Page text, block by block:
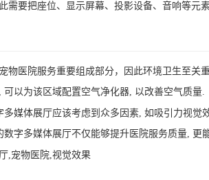
需要把座位、显示屏幕、投影设备、音响等
物医院服务重要组成部分，因此环境卫生至
可以为该区域配置空气净化器, 以改善空气质量.
多媒体展厅应该考虑到众多因素, 如吸引力视
数字多媒体展厅不仅能够提升医院服务质量, 更
,宠物医院,视觉效果